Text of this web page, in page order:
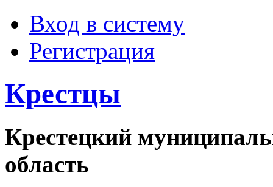
Вход в систему
Регистрация
Крестцы
Крестецкий
область